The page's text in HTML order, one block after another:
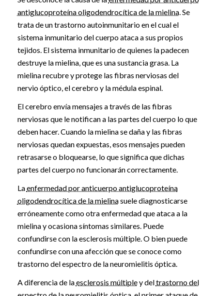
antiglucoproteína oligodendrocítica de la mielina. Se
trata de un trastorno autoinmunitario en el cual el
sistema inmunitario del cuerpo ataca a sus propios
tejidos. El sistema inmunitario de quienes la padecen
destruye la mielina, que es una sustancia grasa. La
mielina recubre y protege las fibras nerviosas del
nervio óptico, el cerebro y la médula espinal.
El cerebro envía mensajes a través de las fibras
nerviosas que le notifican a las partes del cuerpo lo que
deben hacer. Cuando la mielina se daña y las fibras
nerviosas quedan expuestas, esos mensajes pueden
retrasarse o bloquearse, lo que significa que dichas
partes del cuerpo no funcionarán correctamente.
Laenfermedad por anticuerpo antiglucoproteína
oligodendrocítica de la mielinasuele diagnosticarse
erróneamente como otra enfermedad que ataca a la
mielina y ocasiona síntomas similares. Puede
confundirse con la esclerosis múltiple. O bien puede
confundirse con una afección que se conoce como
trastorno del espectro de la neuromielitis óptica.
A diferencia de laesclerosis múltipley deltrastorno del